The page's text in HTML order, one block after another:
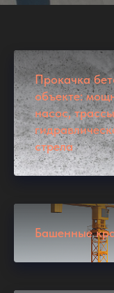
Прокачка
объекте:
насос,
стрела
Башенные